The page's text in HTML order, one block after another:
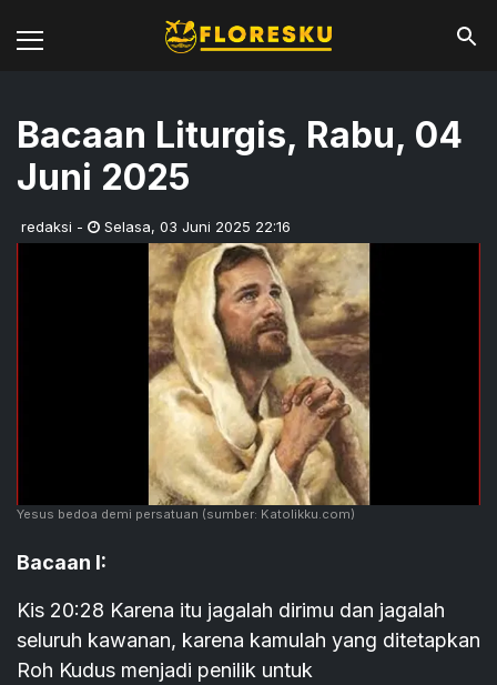
Bacaan Liturgis, Rabu, 04
Juni 2025
redaksi - Selasa, 03 Juni 2025 22:16
Yesus bedoa demi persatuan (sumber: Katolikku.com)
Bacaan I:
Kis 20:28 Karena itu jagalah dirimu dan jagalah
seluruh kawanan, karena kamulah yang ditetapkan
Roh Kudus menjadi penilik untuk